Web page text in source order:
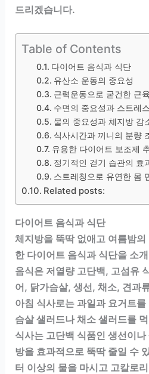
드리겠습니다.
Table of Contents
다이어트 음식과 식단
유산소 운동의 중요성
근력운동으로 굳건한 근
수면의 중요성과 스트레
물의 중요성과 체지방 감
식사시간과 끼니의 분량
유용한 다이어트 보조제
정기적인 걷기 습관의 효
스트레칭으로 유연한 몸
Related posts:
다이어트 음식과 식단
체지방을 뚝딱 없애고 여름밤
한 다이어트 음식과 식단을 소
음식은 저열량 고단백, 고섬유
어, 닭가슴살, 생선, 채소, 견과
아침 식사로는 과일과 요거트
슴살 샐러드나 채소 샐러드를
식사는 고단백 식품인 생선이
방을 효과적으로 뚝딱 줄일 수
터 이상의 물을 마시고 고칼로